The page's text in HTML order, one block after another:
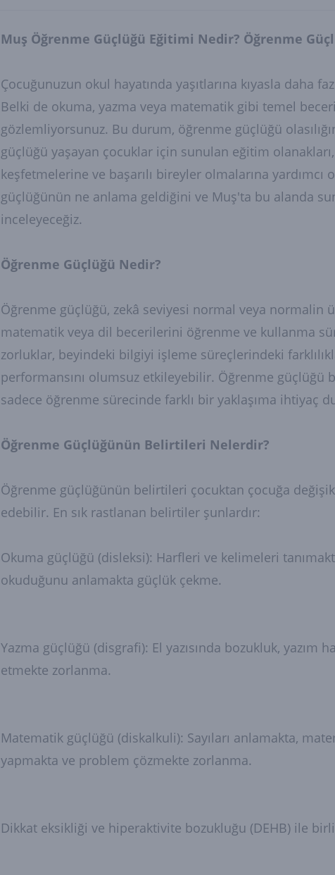
Muş Öğrenme Güçlüğü Eğitimi Nedir? Öğrenme
Çocuğunuzun okul hayatında yaşıtlarına kıyasla daha
Belki de okuma, yazma veya matematik gibi temel
gözlemliyorsunuz. Bu durum, öğrenme güçlüğü
güçlüğü yaşayan çocuklar için sunulan eğitim
keşfetmelerine ve başarılı bireyler olmalarına yardımcı
güçlüğünün ne anlama geldiğini ve Muş'ta bu alanda
inceleyeceğiz.
Öğrenme Güçlüğü Nedir?
Öğrenme güçlüğü, zekâ seviyesi normal veya normalin
matematik veya dil becerilerini öğrenme ve kullanma
zorluklar, beyindeki bilgiyi işleme süreçlerindeki
performansını olumsuz etkileyebilir. Öğrenme güçlüğü
sadece öğrenme sürecinde farklı bir yaklaşıma ihtiyaç
Öğrenme Güçlüğünün Belirtileri Nelerdir?
Öğrenme güçlüğünün belirtileri çocuktan çocuğa
edebilir. En sık rastlanan belirtiler şunlardır:
Okuma güçlüğü (disleksi): Harfleri ve kelimeleri
okuduğunu anlamakta güçlük çekme.
Yazma güçlüğü (disgrafi): El yazısında bozukluk, yazım
etmekte zorlanma.
Matematik güçlüğü (diskalkuli): Sayıları anlamakta,
yapmakta ve problem çözmekte zorlanma.
Dikkat eksikliği ve hiperaktivite bozukluğu (DEHB) ile